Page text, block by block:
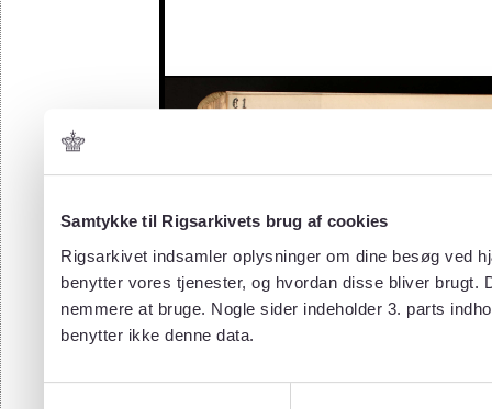
Samtykke til Rigsarkivets brug af cookies
Rigsarkivet indsamler oplysninger om dine besøg ved
benytter vores tjenester, og hvordan disse bliver
nemmere at bruge. Nogle sider indeholder 3. parts
benytter ikke denne data.